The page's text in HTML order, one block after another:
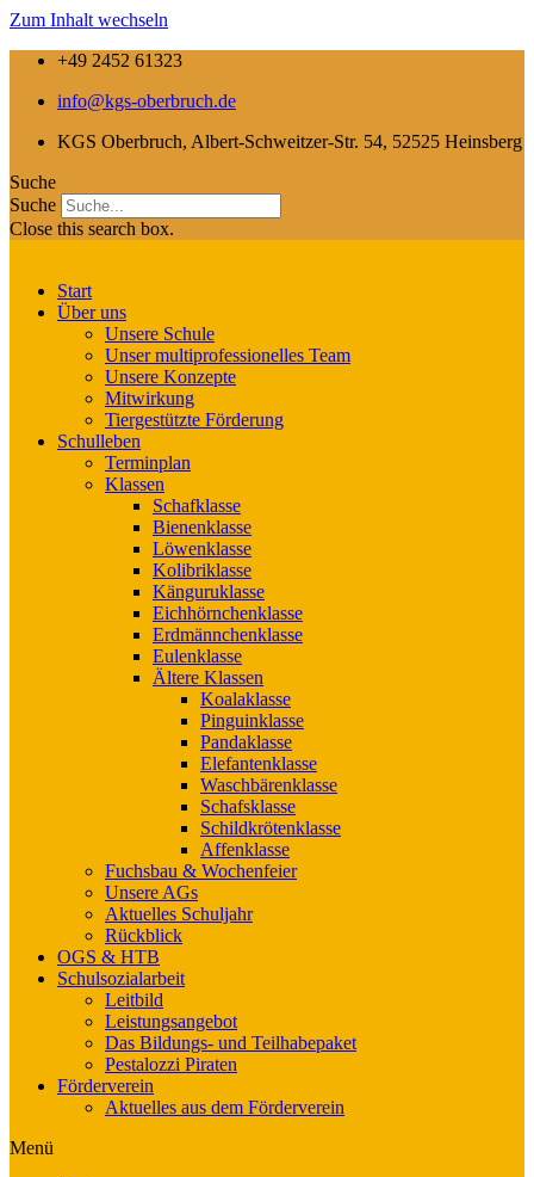
Zum Inhalt wechseln
+49 2452 61323
info@kgs-oberbruch.de
KGS Oberbruch, Albert-Schweitzer-Str. 54, 52525 Heinsberg
Suche
Suche
Close this search box.
Start
Über uns
Unsere Schule
Unser multiprofessionelles Team
Unsere Konzepte
Mitwirkung
Tiergestützte Förderung
Schulleben
Terminplan
Klassen
Schafklasse
Bienenklasse
Löwenklasse
Kolibriklasse
Känguruklasse
Eichhörnchenklasse
Erdmännchenklasse
Eulenklasse
Ältere Klassen
Koalaklasse
Pinguinklasse
Pandaklasse
Elefantenklasse
Waschbärenklasse
Schafsklasse
Schildkrötenklasse
Affenklasse
Fuchsbau & Wochenfeier
Unsere AGs
Aktuelles Schuljahr
Rückblick
OGS & HTB
Schulsozialarbeit
Leitbild
Leistungsangebot
Das Bildungs- und Teilhabepaket
Pestalozzi Piraten
Förderverein
Aktuelles aus dem Förderverein
Menü